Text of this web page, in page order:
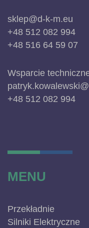
sklep@d-k-m.eu
+48 512 082 994
+48 516 64 59 07
Wsparcie
+48 512 082 994
MENU
Przekładnie
Silniki Elektryczne